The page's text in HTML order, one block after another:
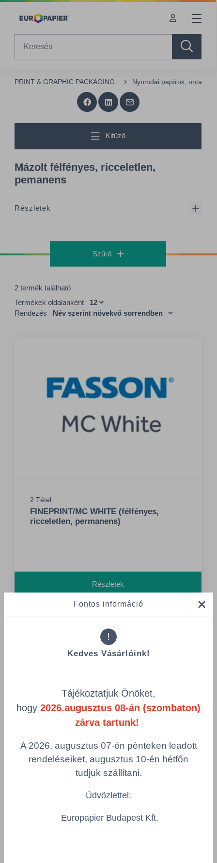
Table Of Content
PRINT & GRAPHIC PACKAGING Nyomdai papírok,
Kitűző
Mázolt félfényes, ricceletlen,
pemanens
Részletek
Szűrő
2 termék található
Termékek oldalanként
Rendezés
2 Tétel
FINEPRINT/MC WHITE (félfényes,
ricceletlen, permanens)
Részletek
GRIPPER GLOSS (félfényes, ricceletlen,
Gloss 80 / A251 / WK80
Fontos információ
!
Kedves Vásárlóink!
Tájékoztatjuk Önöket,
hogy 2026.augusztus 08-án (szombaton)
zárva tartunk!
A 2026. augusztus 07-én pénteken leadott
rendeléseiket, augusztus 10-én hétfőn
tudjuk szállítani.
Üdvözlettel:
Europapier Budapest Kft.